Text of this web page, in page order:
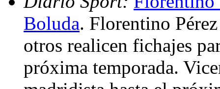
Boluda. Florentino
otros realicen fichajes
próxima temporada.